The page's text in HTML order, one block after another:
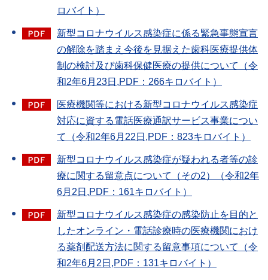
ロバイト）
新型コロナウイルス感染症に係る緊急事態宣言
の解除を踏まえ今後を見据えた歯科医療提供体
制の検討及び歯科保健医療の提供について（令
和2年6月23日,PDF：266キロバイト）
医療機関等における新型コロナウイルス感染症
対応に資する電話医療通訳サービス事業につい
て（令和2年6月22日,PDF：823キロバイト）
新型コロナウイルス感染症が疑われる者等の診
療に関する留意点について（その2）（令和2年
6月2日,PDF：161キロバイト）
新型コロナウイルス感染症の感染防止を目的と
したオンライン・電話診療時の医療機関におけ
る薬剤配送方法に関する留意事項について（令
和2年6月2日,PDF：131キロバイト）